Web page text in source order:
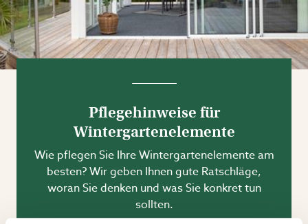
Pflegehinweise für
Wintergartenelemente
Wie pflegen Sie Ihre Wintergartenelemente am
besten? Wir geben Ihnen gute Ratschläge,
woran Sie denken und was Sie konkret tun
sollten.